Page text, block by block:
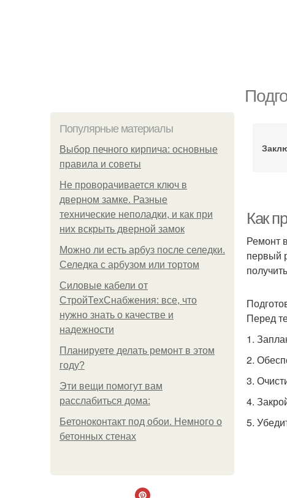
Популярные материалы
Выбор печного кирпича: основные
правила и советы
Не проворачивается ключ в
дверном замке. Разные
технические неполадки, и как при
них вскрыть дверной замок
Можно ли есть арбуз после селедки.
Селедка с арбузом или тортом
Силовые кабели от
СтройТехСнабжения: все, что
нужно знать о качестве и
надежности
Планируете делать ремонт в этом
году?
Эти вещи помогут вам
расслабиться дома:
Бетоноконтакт под обои. Немного о
бетонных стенах
Как
Ремонт
первый
Перед
1.
2.
3.
4.
5.